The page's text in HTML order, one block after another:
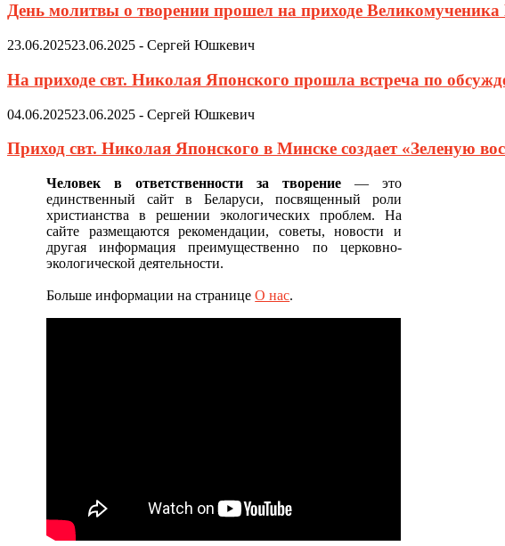
День молитвы о творении прошел на приходе
23.06.202523.06.2025 - Сергей Юшкевич
На приходе свт. Николая Японского прошла встреча по
04.06.202523.06.2025 - Сергей Юшкевич
Приход свт. Николая Японского в Минске создает «Зеленую
Человек в ответственности за творение— это
единственный сайт в Беларуси, посвященный роли
христианства в решении экологических проблем. На
сайте размещаются рекомендации, советы, новости и
другая информация преимущественно по церковно-
экологической деятельности.
Больше информации на страницеО нас.